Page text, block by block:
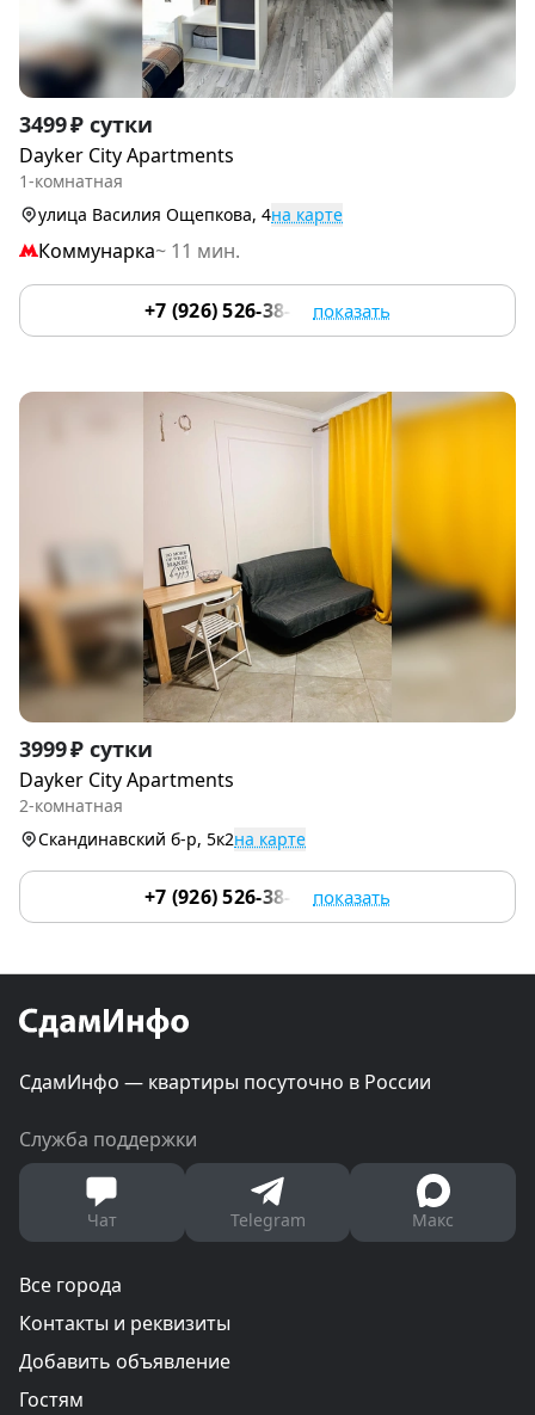
Item
1
of
3499 ₽ сутки
Dayker City Apartments
1-комнатная
улица Василия Ощепкова, 4на карте
Коммунарка~ 11 мин.
+7 (926) 526-38-32 показать
Item
1
of
3999 ₽ сутки
Dayker City Apartments
2-комнатная
Скандинавский б-р, 5к2на карте
+7 (926) 526-38-32 показать
СдамИнфо — квартиры посуточно в России
Служба поддержки
Чат Telegram Макс
Все города
Контакты и реквизиты
Добавить объявление
Гостям